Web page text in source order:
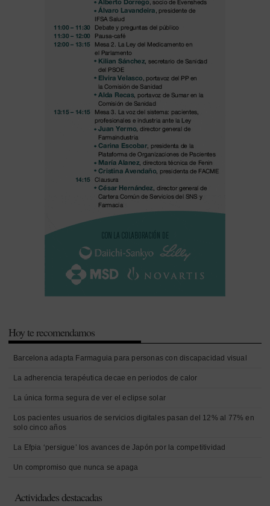
Hoy te recomendamos
Barcelona adapta Farmaguia para personas con discapacidad visual
La adherencia terapéutica decae en periodos de calor
La única forma segura de ver el eclipse solar
Los pacientes usuarios de servicios digitales pasan del 12% al 77% en
solo cinco años
La Efpia ‘persigue’ los avances de Japón por la competitividad
Un compromiso que nunca se apaga
Actividades destacadas